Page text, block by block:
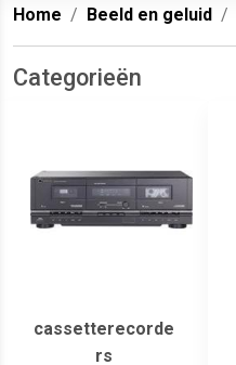
Home Beeld en geluid
Categorieën
cassetterecorde
rs